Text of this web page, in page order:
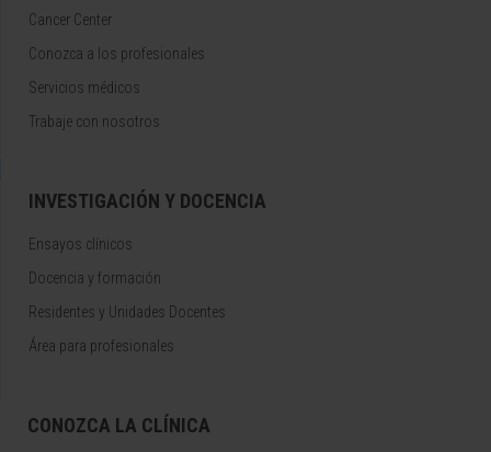
Cancer Center
Conozca a los profesionales
Servicios médicos
Trabaje con nosotros
INVESTIGACIÓN Y DOCENCIA
Ensayos clínicos
Docencia y formación
Residentes y Unidades Docentes
Área para profesionales
CONOZCA LA CLÍNICA